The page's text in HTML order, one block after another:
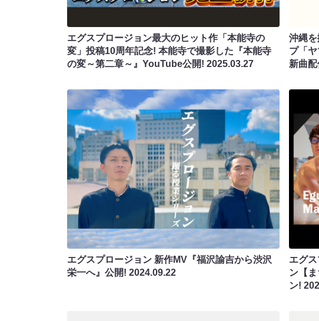
エグスプロージョン最大のヒット作「本能寺の
変」投稿10周年記念! 本能寺で撮影した『本能寺
の変～第二章～』YouTube公開! 2025.03.27
沖縄
プ「
新曲
エグスプロージョン 新作MV『福沢諭吉から渋沢
栄一へ』公開! 2024.09.22
エグ
ン【
ン!